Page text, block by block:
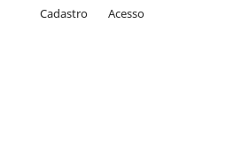
Cadastro Acesso